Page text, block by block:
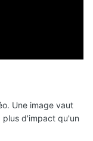
Une image vaut
plus d'impact qu'un